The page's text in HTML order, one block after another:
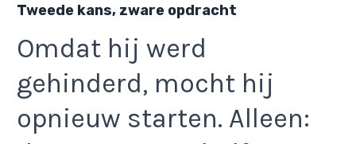
Tweede kans, zware opdracht
Omdat hij werd
gehinderd, mocht hij
opnieuw starten. Alleen: